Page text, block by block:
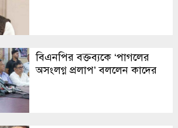
বিএনপির বক্তব্যকে ‘পাগলের
অসংলগ্ন প্রলাপ’ বললেন কাদের